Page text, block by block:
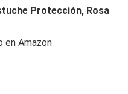
Protección, Rosa
en Amazon